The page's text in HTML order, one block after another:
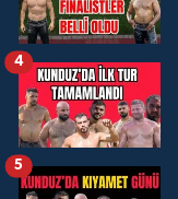
4
5